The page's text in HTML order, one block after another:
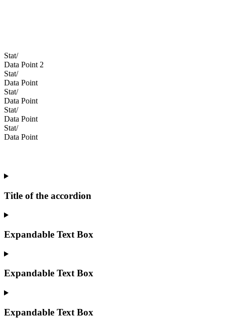
Stat/
Data Point 2
Stat/
Data Point
Stat/
Data Point
Stat/
Data Point
Stat/
Data Point
Title of the accordion
Expandable Text Box
Expandable Text Box
Expandable Text Box